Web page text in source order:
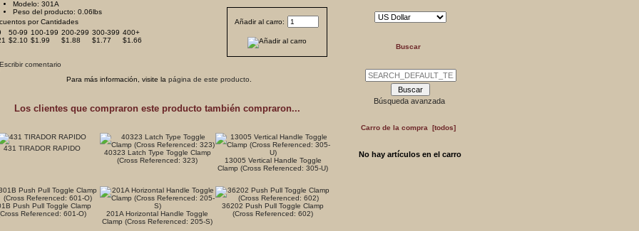
Añadir al carro:
Modelo: 301A
Peso del producto: 0.06lbs
por Cantidades
50-99
$2.10
100-199
$1.99
200-299
$1.88
300-399
$1.77
400+
$1.66
Para más información, visite la página de este producto.
Los clientes que compraron este producto también compraron...
431 TIRADOR RAPIDO
40323 Latch Type Toggle Clamp
(Cross Referenced: 323)
13005 Vertical Handle Toggle
Clamp (Cross Referenced: 305-U)
Push Pull Toggle Clamp
Referenced: 601-O)
201A Horizontal Handle Toggle
Clamp (Cross Referenced: 205-S)
36202 Push Pull Toggle Clamp
(Cross Referenced: 602)
Buscar
Búsqueda avanzada
Carro de la compra [todos]
No hay artículos en el carro